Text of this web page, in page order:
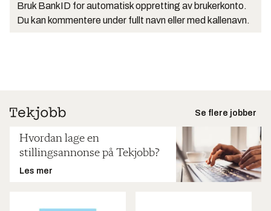
Bruk BankID for automatisk oppretting av brukerkonto.
Du kan kommentere under fullt navn eller med kallenavn.
Se flere jobber
Hvordan lage en
stillingsannonse på Tekjobb?
Les mer